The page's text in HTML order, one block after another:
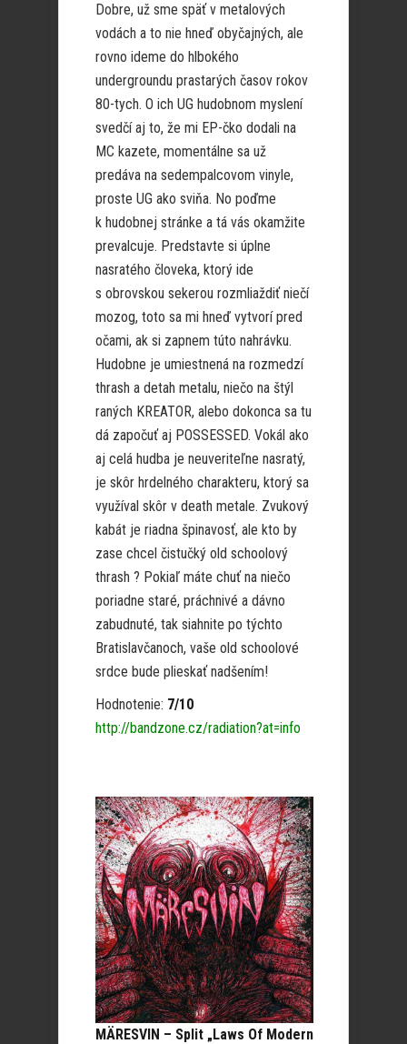
Dobre, už sme späť v metalových
vodách a to nie hneď obyčajných, ale
rovno ideme do hlbokého
undergroundu prastarých časov rokov
80-tych. O ich UG hudobnom myslení
svedčí aj to, že mi EP-čko dodali na
MC kazete, momentálne sa už
predáva na sedempalcovom vinyle,
proste UG ako sviňa. No poďme
k hudobnej stránke a tá vás okamžite
prevalcuje. Predstavte si úplne
nasratého človeka, ktorý ide
s obrovskou sekerou rozmliaždiť niečí
mozog, toto sa mi hneď vytvorí pred
očami, ak si zapnem túto nahrávku.
Hudobne je umiestnená na rozmedzí
thrash a detah metalu, niečo na štýl
raných KREATOR, alebo dokonca sa tu
dá započuť aj POSSESSED. Vokál ako
aj celá hudba je neuveriteľne nasratý,
je skôr hrdelného charakteru, ktorý sa
využíval skôr v death metale. Zvukový
kabát je riadna špinavosť, ale kto by
zase chcel čistučký old schoolový
thrash ? Pokiaľ máte chuť na niečo
poriadne staré, práchnivé a dávno
zabudnuté, tak siahnite po týchto
Bratislavčanoch, vaše old schoolové
srdce bude plieskať nadšením!
Hodnotenie: 7/10
http://bandzone.cz/radiation?at=info
MÄRESVIN – Split „Laws Of Modern